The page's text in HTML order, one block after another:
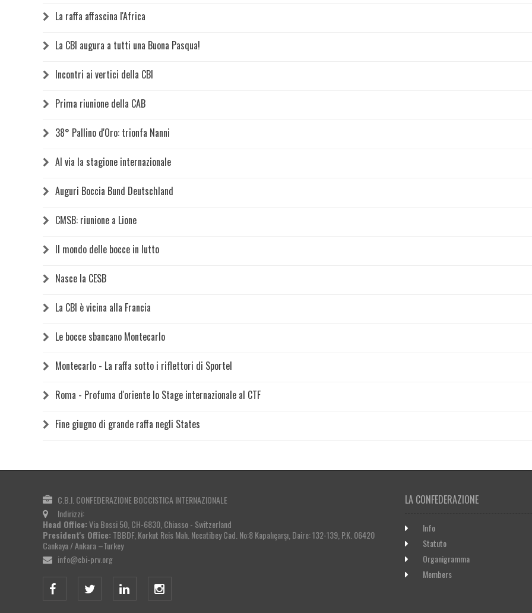
La raffa affascina l'Africa
La CBI augura a tutti una Buona Pasqua!
Incontri ai vertici della CBI
Prima riunione della CAB
38° Pallino d'Oro: trionfa Nanni
Al via la stagione internazionale
Auguri Boccia Bund Deutschland
CMSB: riunione a Lione
Il mondo delle bocce in lutto
Nasce la CESB
La CBI è vicina alla Francia
Le bocce sbancano Montecarlo
Montecarlo - La raffa sotto i riflettori di Sportel
Roma - Profuma d'oriente lo Stage internazionale al CTF
Fine giugno di grande raffa negli States
C.B.I. CONFEDERAZIONE BOCCISTICA INTERNAZIONALE
Indirizzi:
Head Office:Via Bossi 50, CH-6830, Chiasso - Switzerland
President's Office: TBBDF, Korkut Reis Mah. Necatibey Cad. No:8 Kapalıçarşı, Daire: 132-139, P.K. 06420
Cankaya / Ankara –Turkey
info@cbi-prv.org
LA CONFEDERAZIONE
Info
Statuto
Organigramma
Members